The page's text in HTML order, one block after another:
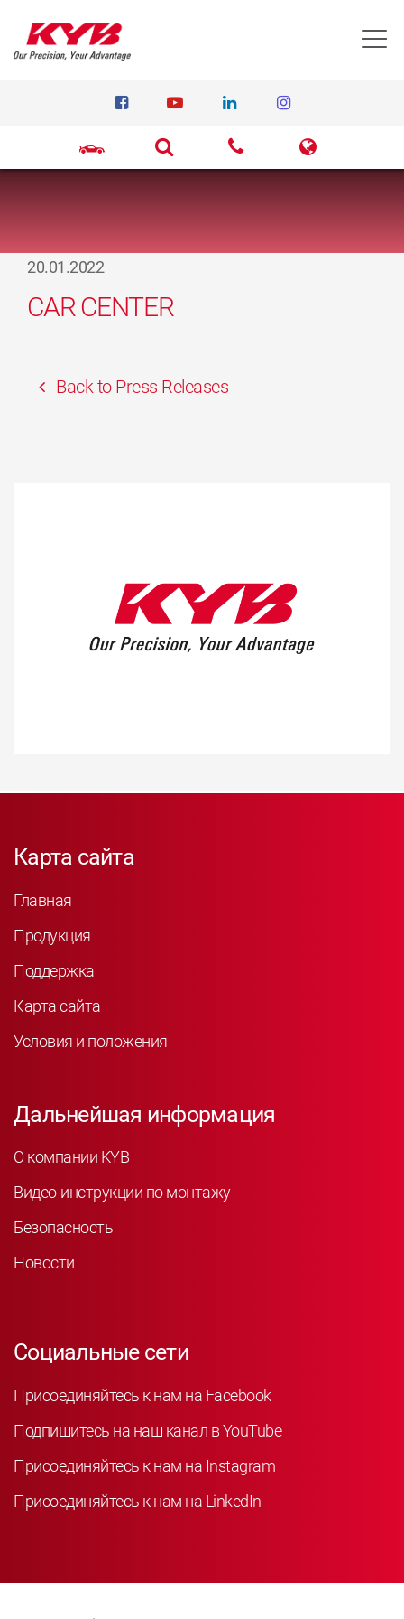
20.01.2022
CAR CENTER
Back to Press Releases
Карта сайта
Главная
Продукция
Поддержка
Карта сайта
Условия и положения
Дальнейшая информация
О компании KYB
Видео-инструкции по монтажу
Безопасность
Новости
Социальные сети
Присоединяйтесь к нам на Facebook
Подпишитесь на наш канал в YouTube
Присоединяйтесь к нам на Instagram
Присоединяйтесь к нам на LinkedIn